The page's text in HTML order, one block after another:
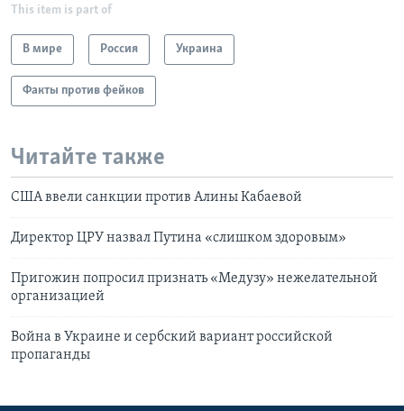
This item is part of
В мире Россия Украина
Факты против фейков
Читайте также
США ввели санкции против Алины Кабаевой
Директор ЦРУ назвал Путина «слишком здоровым»
Пригожин попросил признать «Медузу» нежелательной
организацией
Война в Украине и сербский вариант российской
пропаганды